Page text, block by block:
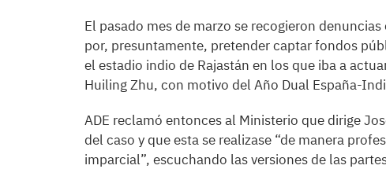
El pasado mes de marzo se recogieron
por, presuntamente, pretender captar fondos
el estadio indio de Rajastán en los que iba a
Huiling Zhu, con motivo del Año Dual España-
ADE reclamó entonces al Ministerio que dirige
del caso y que esta se realizase “de manera
imparcial”, escuchando las versiones de las